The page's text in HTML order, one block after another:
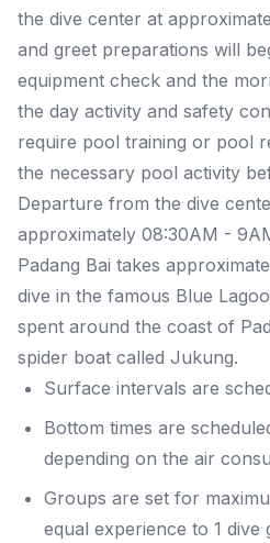
the dive center at
and greet preparations will
equipment check and the
the day activity and safety
require pool training or pool
the necessary pool activity
Departure from the dive
approximately 08:30AM -
Padang Bai takes
dive in the famous Blue
spent around the coast of
spider boat called Jukung.
Surface intervals are
Bottom times are
depending on the air
Groups are set for
equal experience to 1 dive